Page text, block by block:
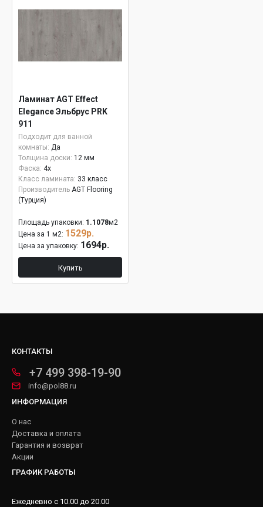
Ламинат AGT Effect
Elegance Эльбрус PRK
911
Подходит для ванной
комнаты: Да
Толщина доски: 12 мм
Фаска: 4x
Класс ламината: 33 класс
Производитель AGT Flooring
(Турция)
Площадь упаковки: 1.1078м2
Цена за 1 м2: 1529р.
Цена за упаковку: 1694р.
Купить
КОНТАКТЫ
+7 499 398-19-90
info@pol88.ru
ИНФОРМАЦИЯ
О нас
Доставка и оплата
Гарантия и возврат
Акции
ГРАФИК РАБОТЫ
Ежедневно с 10.00 до 20.00